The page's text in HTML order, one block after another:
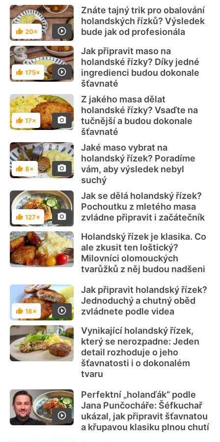
Hodnocení
20×
Znáte tajný trik pro obalování
holandských řízků? Výsledek
bude jak od profesionála
Hodnocení
175×
Jak připravit maso na
holandské řízky? Díky jedné
ingredienci budou dokonale
šťavnaté
Hodnocení
17×
Z jakého masa dělat
holandské řízky? Vsaďte na
tučnější a budou dokonale
šťavnaté
Hodnocení
8×
Jaké maso vybrat na
holandský řízek? Poradíme
vám, aby výsledek nebyl
suchý
Hodnocení
127×
Jak se dělá holandský řízek?
Pochoutku z mletého masa
zvládne připravit i začátečník
Holandský řízek je klasika. Co
ale zkusit ten loštický?
Milovníci olomouckých
tvarůžků z něj budou nadšeni
Hodnocení
18×
Jak připravit holandský řízek?
Jednoduchý a chutný oběd
zvládnete podle videa
Vynikající holandský řízek,
který se nerozpadne: Jeden
detail rozhoduje o jeho
šťavnatosti i o dokonalém
tvaru
Perfektní „holanďák“ podle
Jana Punčocháře: Šéfkuchař
ukázal, jak připravit šťavnatou
a křupavou klasiku plnou chutí